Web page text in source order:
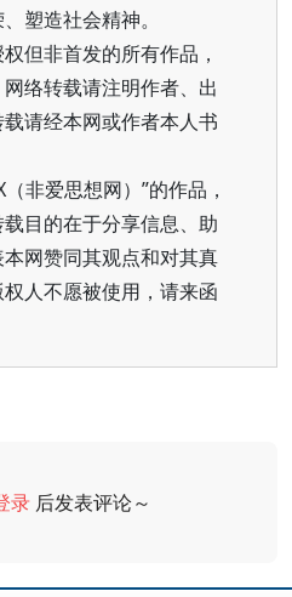
塑造社会精神。
但非首发的所有作品，
络转载请注明作者、出
请经本网或作者本人书
非爱思想网）”的作品，
目的在于分享信息、助
网赞同其观点和对其真
人不愿被使用，请来函
录 后发表评论～